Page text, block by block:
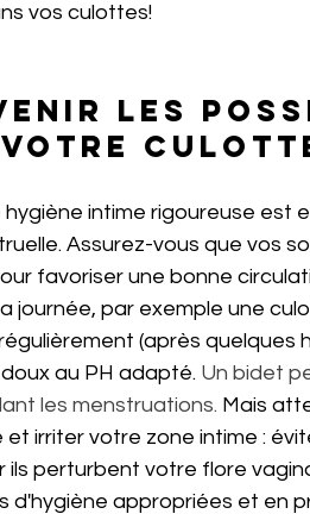
vos culottes!
les
votre
hygiène intime rigoureuse est
Assurez-vous que vos
favoriser une bonne
journée, par exemple une
(après
au PH adapté. Un bidet
les menstruations. Mais
et irriter votre zone intime :
ils perturbent votre flore
d'hygiène appropriées et en